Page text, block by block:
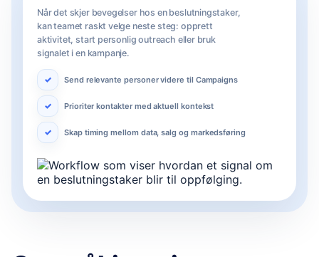
Når det skjer bevegelser hos en beslutningstaker,
kan teamet raskt velge neste steg: opprett
aktivitet, start personlig outreach eller bruk
signalet i en kampanje.
Send relevante personer videre til Campaigns
Prioriter kontakter med aktuell kontekst
Skap timing mellom data, salg og markedsføring